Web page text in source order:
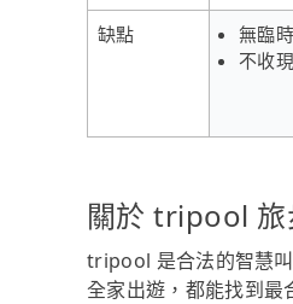
缺點
無臨
不收
關於 tripool 旅
tripool 是合法的智慧
全家出遊，都能找到最